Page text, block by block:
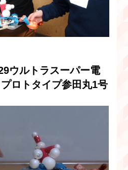
ウルトラスーパー電
ロトタイプ参田丸1号